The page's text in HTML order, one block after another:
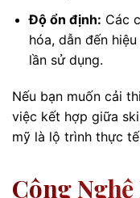
Độ ổn định: Các
hóa, dẫn đến
lần sử dụng.
Nếu bạn muốn cải
việc kết hợp giữa
mỹ là lộ trình thực
Công